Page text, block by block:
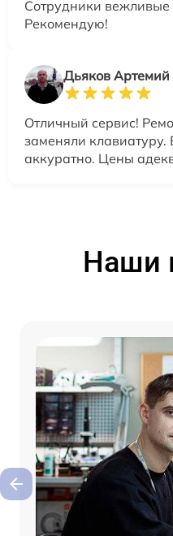
Сотрудники
Рекомендую!
Дьяков Артемий
Отличный сервис!
заменяли клавиатуру.
аккуратно. Цены
Наши